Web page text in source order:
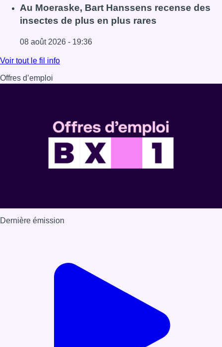
Lire l'article Un nouveau club de MMA ouvre ses portes à
Au Moeraske, Bart Hanssens recense des
insectes de plus en plus rares
08 août 2026 - 19:36
Lire l'article Au Moeraske, Bart Hanssens recense des
Voir tout le fil info
Offres d’emploi
Dernière émission